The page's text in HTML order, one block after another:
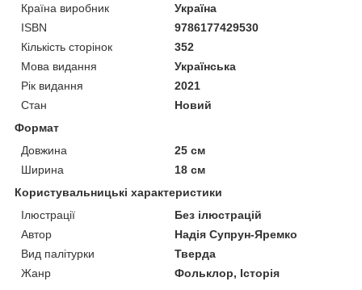
Країна виробник
Україна
ISBN
9786177429530
Кількість сторінок
352
Мова видання
Українська
Рік видання
2021
Стан
Новий
Формат
Довжина
25 см
Ширина
18 см
Користувальницькі характеристики
Ілюстрації
Без ілюстрацій
Автор
Надія Супрун-Яремко
Вид палітурки
Тверда
Жанр
Фольклор, Історія